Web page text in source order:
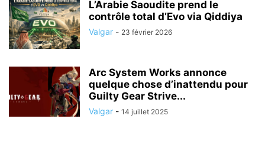
L’Arabie Saoudite prend le
contrôle total d’Evo via Qiddiya
Valgar - 23 février 2026
Arc System Works annonce
quelque chose d’inattendu pour
Guilty Gear Strive...
Valgar - 14 juillet 2025